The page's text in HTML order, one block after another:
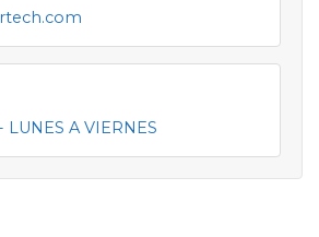
LUNES A VIERNES